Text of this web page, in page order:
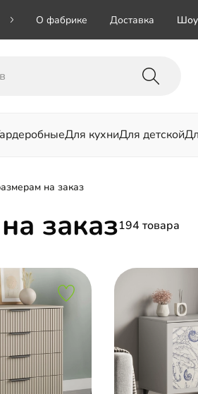
О фабрике Доставка
Для кухниДля детской
на заказ
заказ194 товара